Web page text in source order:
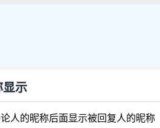
示
人的昵称后面显示被回复人的昵称